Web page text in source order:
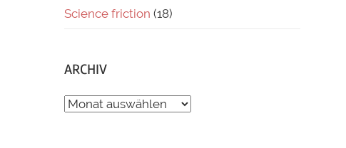
Science friction (18)
ARCHIV
ARCHIV